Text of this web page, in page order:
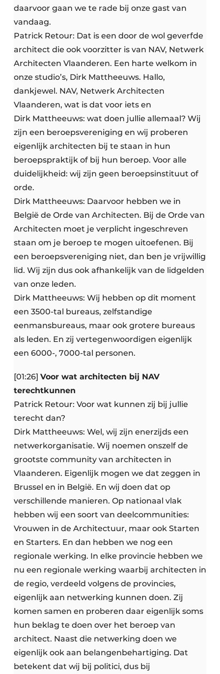
daarvoor gaan we te rade bij onze gast van
vandaag.
Patrick Retour: Dat is een door de wol geverfde
architect die ook voorzitter is van NAV, Netwerk
Architecten Vlaanderen. Een harte welkom in
onze studio’s, Dirk Mattheeuws. Hallo,
dankjewel. NAV, Netwerk Architecten
Vlaanderen, wat is dat voor iets en
Dirk Mattheeuws: wat doen jullie allemaal? Wij
zijn een beroepsvereniging en wij proberen
eigenlijk architecten bij te staan in hun
beroepspraktijk of bij hun beroep. Voor alle
duidelijkheid: wij zijn geen beroepsinstituut of
orde.
Dirk Mattheeuws: Daarvoor hebben we in
België de Orde van Architecten. Bij de Orde van
Architecten moet je verplicht ingeschreven
staan om je beroep te mogen uitoefenen. Bij
een beroepsvereniging niet, dan ben je vrijwillig
lid. Wij zijn dus ook afhankelijk van de lidgelden
van onze leden.
Dirk Mattheeuws: Wij hebben op dit moment
een 3500-tal bureaus, zelfstandige
eenmansbureaus, maar ook grotere bureaus
als leden. En zij vertegenwoordigen eigenlijk
een 6000-, 7000-tal personen.
[01:26] Voor wat architecten bij NAV
terechtkunnen
Patrick Retour: Voor wat kunnen zij bij jullie
terecht dan?
Dirk Mattheeuws: Wel, wij zijn enerzijds een
netwerkorganisatie. Wij noemen onszelf de
grootste community van architecten in
Vlaanderen. Eigenlijk mogen we dat zeggen in
Brussel en in België. En wij doen dat op
verschillende manieren. Op nationaal vlak
hebben wij een soort van deelcommunities:
Vrouwen in de Architectuur, maar ook Starten
en Starters. En dan hebben we nog een
regionale werking. In elke provincie hebben we
nu een regionale werking waarbij architecten in
de regio, verdeeld volgens de provincies,
eigenlijk aan netwerking kunnen doen. Zij
komen samen en proberen daar eigenlijk soms
hun beklag te doen over het beroep van
architect. Naast die netwerking doen we
eigenlijk ook aan belangenbehartiging. Dat
betekent dat wij bij politici, dus bij